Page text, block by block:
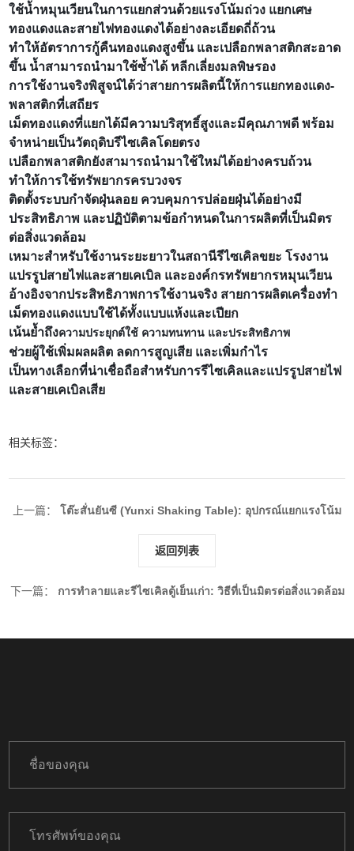
ใช้น้ำหมุนเวียนในการแยกส่วนด้วยแรงโน้มถ่วง แยกเศษ
ทองแดงและสายไฟทองแดงได้อย่างละเอียดถี่ถ้วน
ทำให้อัตราการกู้คืนทองแดงสูงขึ้น และเปลือกพลาสติกสะอาด
ขึ้น น้ำสามารถนำมาใช้ซ้ำได้ หลีกเลี่ยงมลพิษรอง
การใช้งานจริงพิสูจน์ได้ว่าสายการผลิตนี้ให้การแยกทองแดง-
พลาสติกที่เสถียร
เม็ดทองแดงที่แยกได้มีความบริสุทธิ์สูงและมีคุณภาพดี พร้อม
จำหน่ายเป็นวัตถุดิบรีไซเคิลโดยตรง
เปลือกพลาสติกยังสามารถนำมาใช้ใหม่ได้อย่างครบถ้วน
ทำให้การใช้ทรัพยากรครบวงจร
ติดตั้งระบบกำจัดฝุ่นลอย ควบคุมการปล่อยฝุ่นได้อย่างมี
ประสิทธิภาพ และปฏิบัติตามข้อกำหนดในการผลิตที่เป็นมิตร
ต่อสิ่งแวดล้อม
เหมาะสำหรับใช้งานระยะยาวในสถานีรีไซเคิลขยะ โรงงาน
แปรรูปสายไฟและสายเคเบิล และองค์กรทรัพยากรหมุนเวียน
อ้างอิงจากประสิทธิภาพการใช้งานจริง สายการผลิตเครื่องทำ
เม็ดทองแดงแบบใช้ได้ทั้งแบบแห้งและเปียก
เน้นย้ำถึงความประยุกต์ใช้ ความทนทาน และประสิทธิภาพ
ช่วยผู้ใช้เพิ่มผลผลิต ลดการสูญเสีย และเพิ่มกำไร
เป็นทางเลือกที่น่าเชื่อถือสำหรับการรีไซเคิลและแปรรูปสายไฟ
และสายเคเบิลเสีย
相关标签：
上一篇：
โต๊ะสั่นยันซี (Yunxi Shaking Table): อุปกรณ์แยกแรงโน้ม
返回列表
下一篇：
การทำลายและรีไซเคิลตู้เย็นเก่า: วิธีที่เป็นมิตรต่อสิ่งแวดล้อม